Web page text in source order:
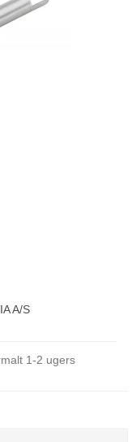
A/S
1-2 ugers